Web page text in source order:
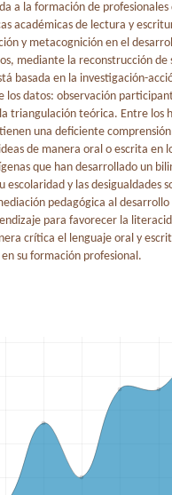
a la formación de profesionales
académicas de lectura y
y metacognición en el
mediante la reconstrucción de
basada en la investigación-
los datos: observación
triangulación teórica. Entre los
una deficiente
de manera oral o escrita en
que han desarrollado un
y las desigualdades
pedagógica al desarrollo
para favorecer la
crítica el lenguaje oral y
su formación profesional.